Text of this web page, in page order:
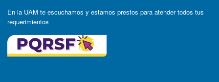
En la UAM te escuchamos y estamos prestos para atender todos tus
requerimientos